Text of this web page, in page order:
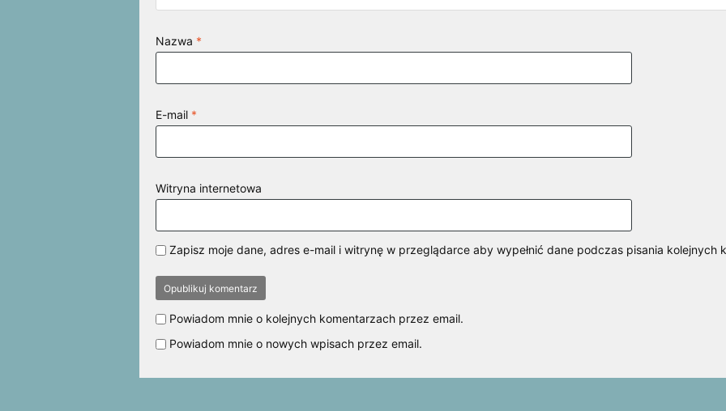
Nazwa *
E-mail *
Witryna internetowa
Zapisz moje dane, adres e-mail i witrynę w przeglądarce aby wypełnić dane podczas pisania kolejnych
Powiadom mnie o kolejnych komentarzach przez email.
Powiadom mnie o nowych wpisach przez email.